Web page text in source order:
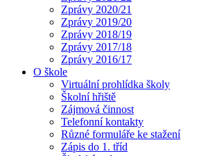
Zprávy 2020/21
Zprávy 2019/20
Zprávy 2018/19
Zprávy 2017/18
Zprávy 2016/17
O škole
Virtuální prohlídka školy
Školní hřiště
Zájmová činnost
Telefonní kontakty
Různé formuláře ke stažení
Zápis do 1. tříd